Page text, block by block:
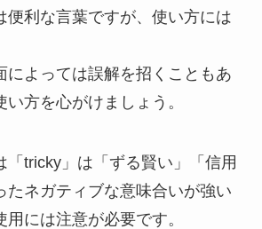
便利な言葉ですが、使い方には
によっては誤解を招くこともあ
方を心がけましょう。
「tricky」は「ずる賢い」「信用
たネガティブな意味合いが強い
には注意が必要です。